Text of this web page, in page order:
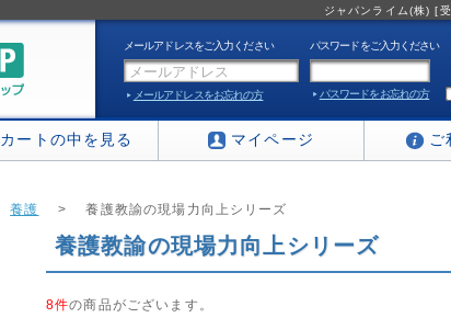
ジャパンライム(株) [
メールアドレスをご入力ください パスワードをご入力ください
メールアドレスをお忘れの方 パスワードをお忘れの方
カートの中を見る マイページ ご
養護 > 養護教諭の現場力向上シリーズ
養護教諭の現場力向上シリーズ
8件の商品がございます。